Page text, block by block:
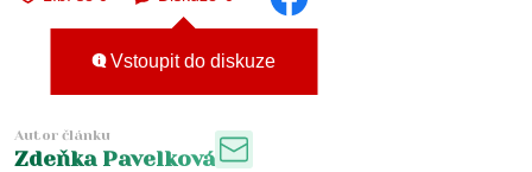
Vstoupit do diskuze
Autor článku
Zdeňka Pavelková